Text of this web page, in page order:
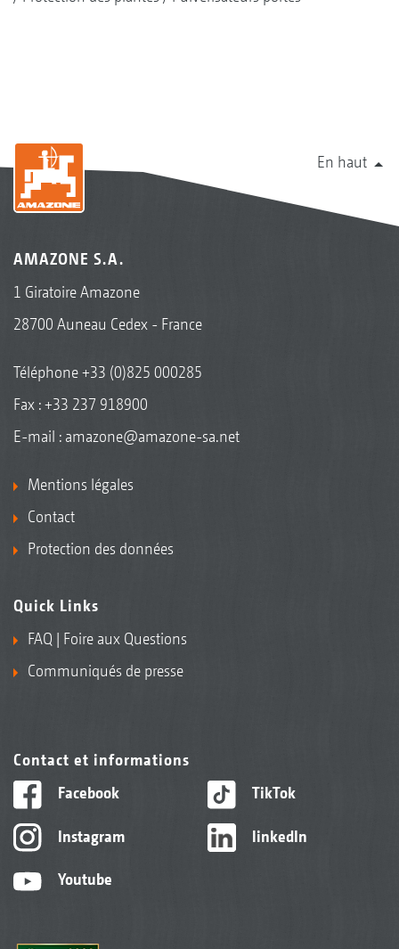
En haut
AMAZONE S.A.
1 Giratoire Amazone
28700 Auneau Cedex - France
Téléphone+33 (0)825 000285
Fax : +33 237 918900
E-mail : amazone@amazone-sa.net
Mentions légales
Contact
Protection des données
Quick Links
FAQ | Foire aux Questions
Communiqués de presse
Contact et informations
Facebook
Instagram
Youtube
TikTok
linkedIn